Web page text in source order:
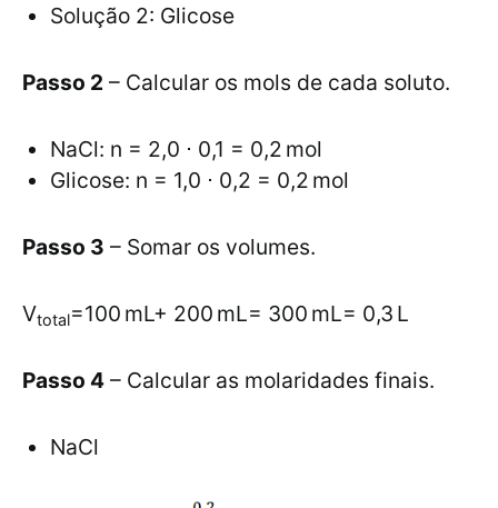
Solução 2: Glicose
Passo 2 – Calcular os mols de cada soluto.
NaCl: n = 2,0 ⋅ 0,1 = 0,2 mol
Glicose: n = 1,0 ⋅ 0,2 = 0,2 mol
Passo 3 – Somar os volumes.
Vtotal=100 mL+ 200 mL= 300 mL= 0,3 L
Passo 4 – Calcular as molaridades finais.
NaCl